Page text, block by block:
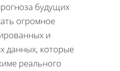
будущих
огромное
и
данных, которые
реального